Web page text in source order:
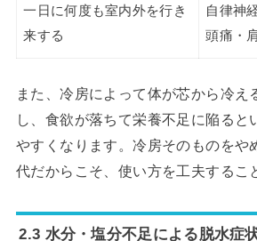
一日に何度も室内外を行き
来する
自律神
頭痛・
また、冷房によって体が芯から冷え
し、食欲が落ちて栄養不足に陥ると
やすくなります。冷房そのものをや
代だからこそ、使い方を工夫するこ
2.3 水分・塩分不足による脱水症